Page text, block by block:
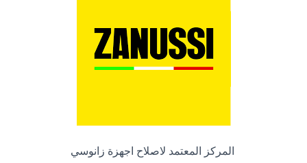
المركز المعتمد لاصلاح اجهزة زانوسي